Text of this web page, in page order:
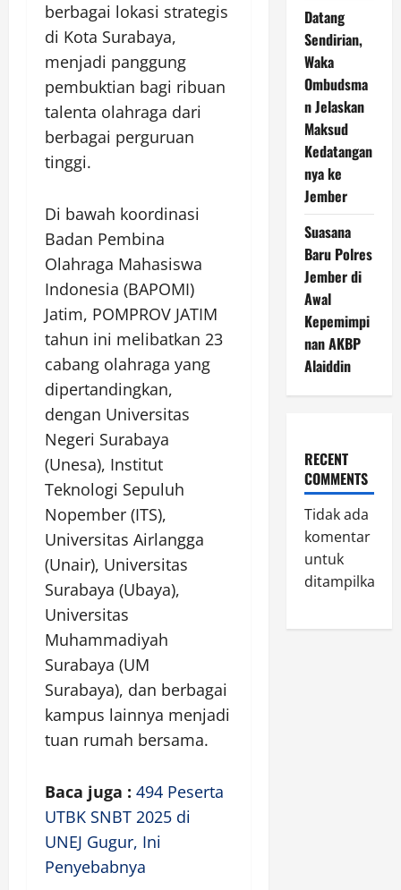
berbagai lokasi strategis
di Kota Surabaya,
menjadi panggung
pembuktian bagi ribuan
talenta olahraga dari
berbagai perguruan
tinggi.
Di bawah koordinasi
Badan Pembina
Olahraga Mahasiswa
Indonesia (BAPOMI)
Jatim, POMPROV JATIM
tahun ini melibatkan 23
cabang olahraga yang
dipertandingkan,
dengan Universitas
Negeri Surabaya
(Unesa), Institut
Teknologi Sepuluh
Nopember (ITS),
Universitas Airlangga
(Unair), Universitas
Surabaya (Ubaya),
Universitas
Muhammadiyah
Surabaya (UM
Surabaya), dan berbagai
kampus lainnya menjadi
tuan rumah bersama.
Baca juga : 494 Peserta
UTBK SNBT 2025 di
UNEJ Gugur, Ini
Penyebabnya
Datang
Sendirian,
Waka
Ombudsma
n Jelaskan
Maksud
Kedatangan
nya ke
Jember
Suasana
Baru Polres
Jember di
Awal
Kepemimpi
nan AKBP
Alaiddin
RECENT
COMMENTS
Tidak ada
komentar
untuk
ditampilkan.